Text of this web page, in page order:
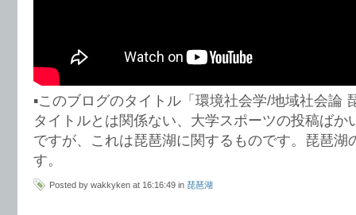
▪️このブログのタイトル「環境社会学/地域社会論
タイトルとは関係ない、大学スポーツの投稿ばか
ですが、これは琵琶湖に関するものです。琵琶湖
す。
Posted by wakkyken at 16:16:49 in 琵琶湖